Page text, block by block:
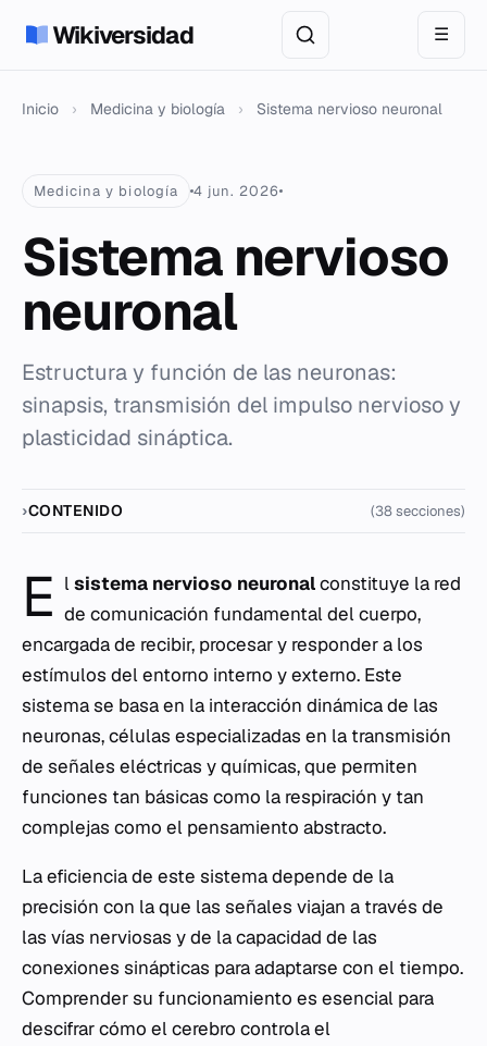
Wikiversidad ☰
Inicio › Medicina y biología › Sistema nervioso neuronal
Medicina y biología 4 jun. 2026
Sistema nervioso
neuronal
Estructura y función de las neuronas:
sinapsis, transmisión del impulso nervioso y
plasticidad sináptica.
CONTENIDO (38 secciones)
E lsistema nervioso neuronalconstituye la red
de comunicación fundamental del cuerpo,
encargada de recibir, procesar y responder a los
estímulos del entorno interno y externo. Este
sistema se basa en la interacción dinámica de las
neuronas, células especializadas en la transmisión
de señales eléctricas y químicas, que permiten
funciones tan básicas como la respiración y tan
complejas como el pensamiento abstracto.
La eficiencia de este sistema depende de la
precisión con la que las señales viajan a través de
las vías nerviosas y de la capacidad de las
conexiones sinápticas para adaptarse con el tiempo.
Comprender su funcionamiento es esencial para
descifrar cómo el cerebro controla el